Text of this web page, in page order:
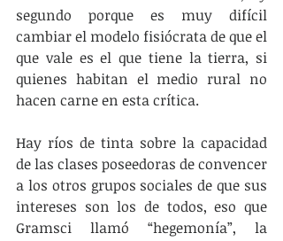
segundo porque es muy difícil
cambiar el modelo fisiócrata de que el
que vale es el que tiene la tierra, si
quienes habitan el medio rural no
hacen carne en esta crítica.
Hay ríos de tinta sobre la capacidad
de las clases poseedoras de convencer
a los otros grupos sociales de que sus
intereses son los de todos, eso que
Gramsci llamó “hegemonía”, la